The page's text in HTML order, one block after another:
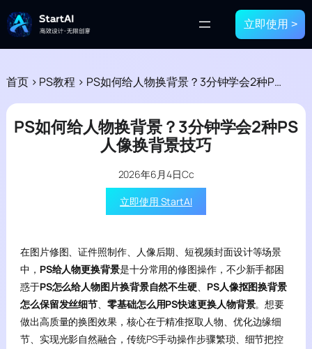
立即使用 >
首页 > PS教程 > PS如何给人物换背景？3分钟学会2种PS人像换背景技巧
PS如何给人物换背景？3分钟学会2种PS
人像换背景技巧
2026年6月4日Cc
立即使用 StartAI
在图片修图、证件照制作、人像后期、短视频封面设计等场景
中， PS给人物更换背景是十分常用的修图操作，不少新手都困
惑于PS怎么给人物图片换背景自然不生硬、 PS人像抠图换背景
怎么保留发丝细节、零基础怎么用PS快速更换人物背景。想要
做出高质量的换图效果，核心在于精准抠取人物、优化边缘细
节、实现光影自然融合，传统PS手动操作步骤繁琐、细节把控